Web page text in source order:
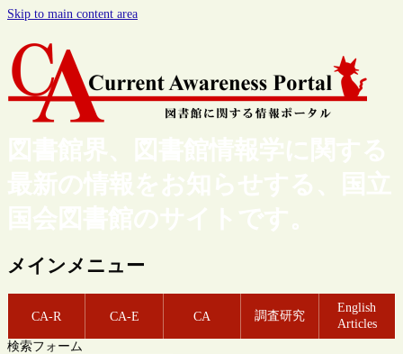
Skip to main content area
図書館界、図書館情報学に関する
最新の情報をお知らせする、国立
国会図書館のサイトです。
メインメニュー
CA-R CA-E CA 調査研究
English
Articles
検索フォーム